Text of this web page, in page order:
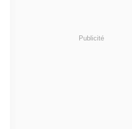
Publicité